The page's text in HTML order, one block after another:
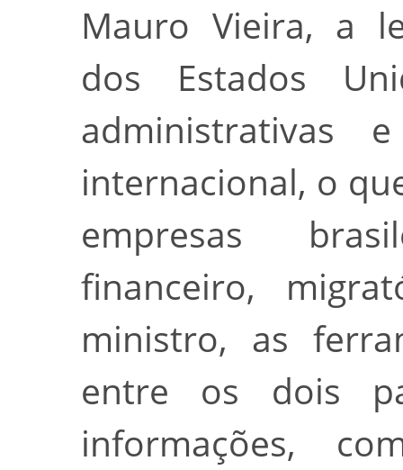
Mauro Vieira, a
dos Estados
administrativas
internacional, o
empresas
financeiro,
ministro, as
entre os dois
informações,